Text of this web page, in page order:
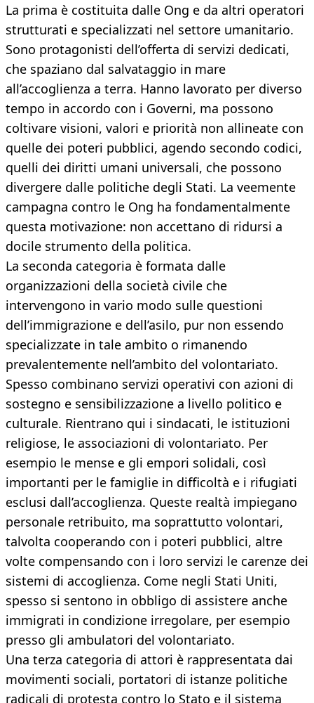
La prima è costituita dalle Ong e da altri operatori
strutturati e specializzati nel settore umanitario.
Sono protagonisti dell’offerta di servizi dedicati,
che spaziano dal salvataggio in mare
all’accoglienza a terra. Hanno lavorato per diverso
tempo in accordo con i Governi, ma possono
coltivare visioni, valori e priorità non allineate con
quelle dei poteri pubblici, agendo secondo codici,
quelli dei diritti umani universali, che possono
divergere dalle politiche degli Stati. La veemente
campagna contro le Ong ha fondamentalmente
questa motivazione: non accettano di ridursi a
docile strumento della politica.
La seconda categoria è formata dalle
organizzazioni della società civile che
intervengono in vario modo sulle questioni
dell’immigrazione e dell’asilo, pur non essendo
specializzate in tale ambito o rimanendo
prevalentemente nell’ambito del volontariato.
Spesso combinano servizi operativi con azioni di
sostegno e sensibilizzazione a livello politico e
culturale. Rientrano qui i sindacati, le istituzioni
religiose, le associazioni di volontariato. Per
esempio le mense e gli empori solidali, così
importanti per le famiglie in difficoltà e i rifugiati
esclusi dall’accoglienza. Queste realtà impiegano
personale retribuito, ma soprattutto volontari,
talvolta cooperando con i poteri pubblici, altre
volte compensando con i loro servizi le carenze dei
sistemi di accoglienza. Come negli Stati Uniti,
spesso si sentono in obbligo di assistere anche
immigrati in condizione irregolare, per esempio
presso gli ambulatori del volontariato.
Una terza categoria di attori è rappresentata dai
movimenti sociali, portatori di istanze politiche
radicali di protesta contro lo Stato e il sistema